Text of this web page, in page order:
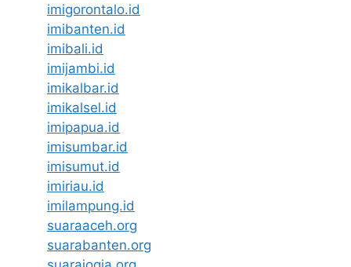
imigorontalo.id
imibanten.id
imibali.id
imijambi.id
imikalbar.id
imikalsel.id
imipapua.id
imisumbar.id
imisumut.id
imiriau.id
imilampung.id
suaraaceh.org
suarabanten.org